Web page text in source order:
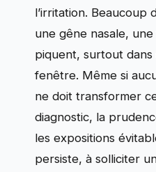
l’irritation. Beaucoup
une gêne nasale,
piquent, surtout dans
fenêtre. Même si
ne doit transformer
diagnostic, la
les expositions
persiste, à solliciter